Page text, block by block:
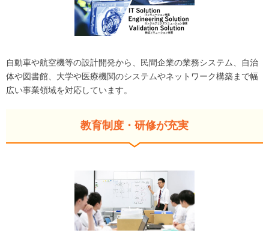
自動車や航空機等の設計開発から、民間企業の業務システム、自治
体や図書館、大学や医療機関のシステムやネットワーク構築まで幅
広い事業領域を対応しています。
教育制度・研修が充実